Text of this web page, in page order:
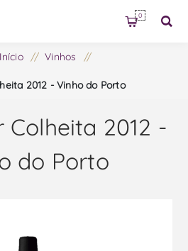
0
Início / Vinhos /
2012 - Vinho do Porto
Colheita 2012 -
do Porto